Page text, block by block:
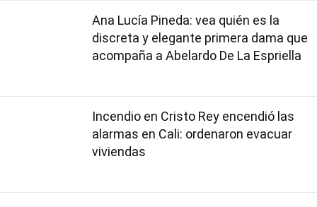
Ana Lucía Pineda: vea quién es la
discreta y elegante primera dama que
acompaña a Abelardo De La Espriella
Incendio en Cristo Rey encendió las
alarmas en Cali: ordenaron evacuar
viviendas